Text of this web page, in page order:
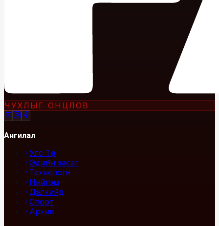
ЧУХЛЫГ ОНЦЛОВ
Ангилал
Улс Төр
Эдийн засаг
Технологи
Нийгэм
Дэлхийд
Спорт
Архив